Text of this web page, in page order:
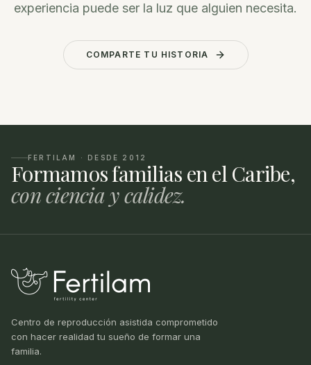
experiencia puede ser la luz que alguien necesita.
COMPARTE TU HISTORIA
FERTILAM · DESDE 2012
Formamos familias en el Caribe,
con ciencia y calidez.
Centro de reproducción asistida comprometido
con hacer realidad tu sueño de formar una
familia.